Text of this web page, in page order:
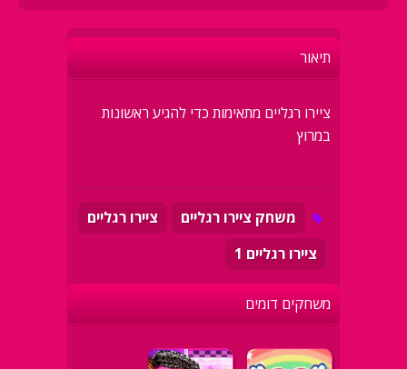
תיאור
ציירו רגליים מתאימות כדי להגיע ראשונות
במרוץ
משחק ציירו רגליים
ציירו רגליים
ציירו רגליים 1
משחקים דומים